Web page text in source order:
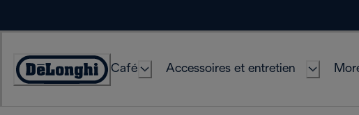
Déclaration
Café Accessoires et entretien